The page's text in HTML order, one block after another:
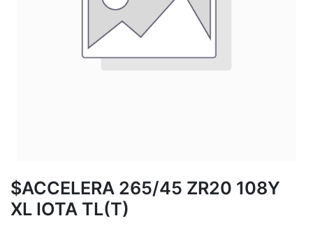
$ACCELERA 265/45 ZR20 108Y
XL IOTA TL(T)